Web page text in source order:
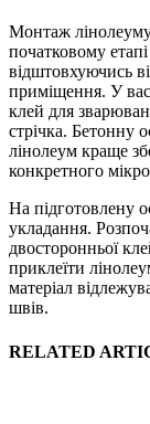
Монтаж
початковому
відштовхуючись
приміщення. У
клей для
стрічка. Бетонну
лінолеум краще
конкретного
На підготовлену
укладання.
двосторонньої
приклеїти
матеріал
швів.
RELATED